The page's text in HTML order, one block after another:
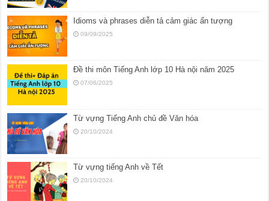
Idioms và phrases diễn tả cảm giác ấn tượng
09/09/2025
Đề thi môn Tiếng Anh lớp 10 Hà nội năm 2025
07/06/2025
Từ vựng Tiếng Anh chủ đề Văn hóa
20/10/2024
Từ vựng tiếng Anh về Tết
20/10/2024